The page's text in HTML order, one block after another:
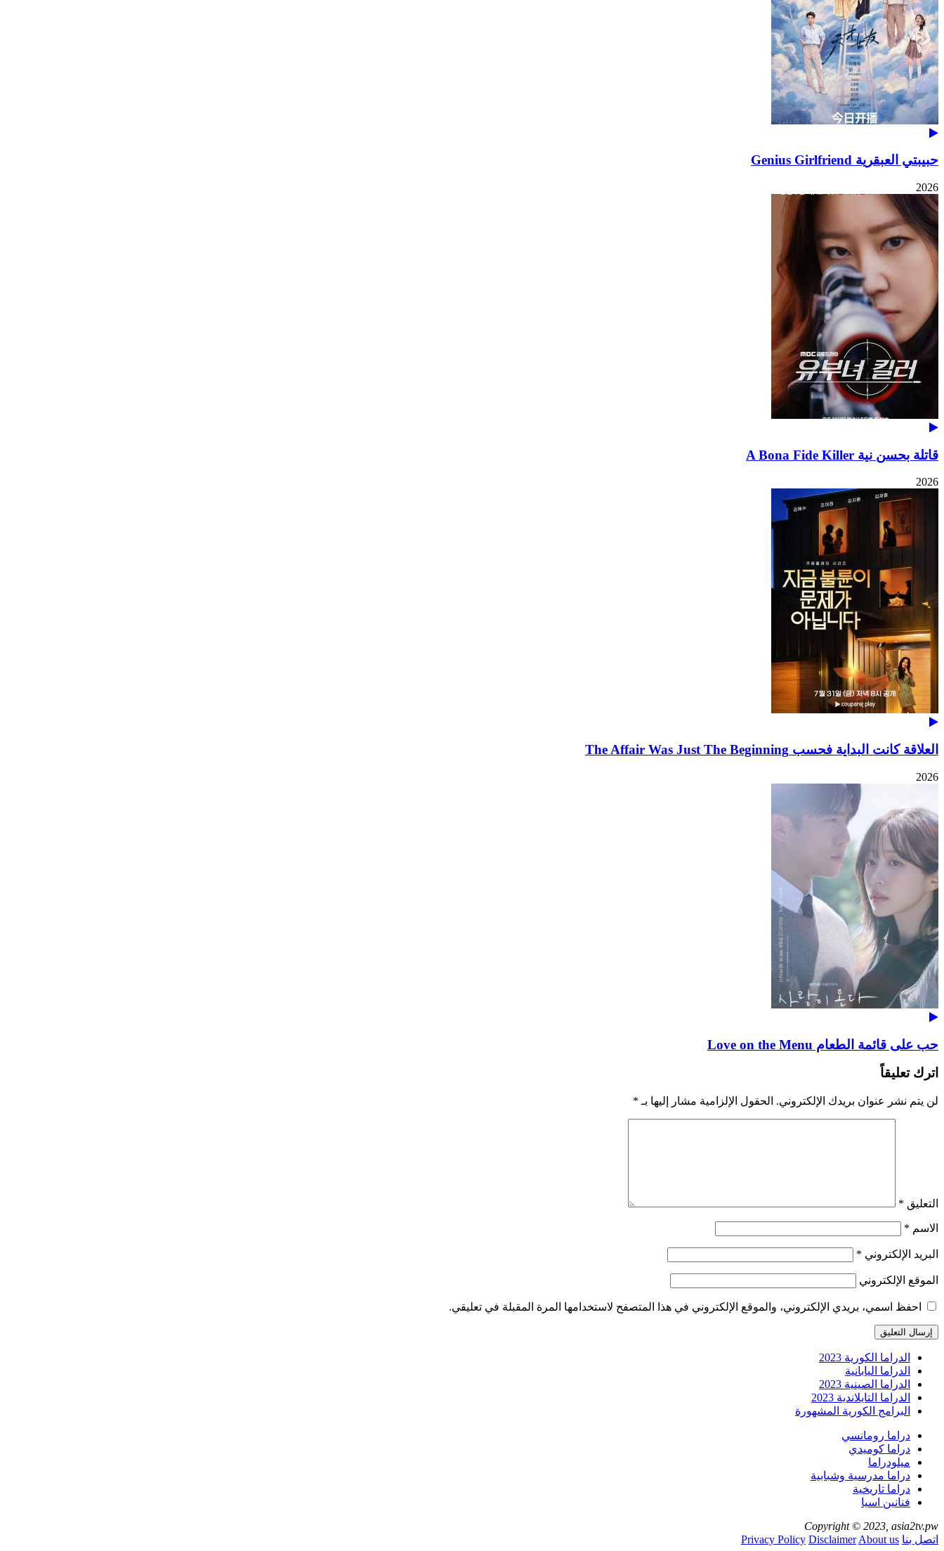
حبيبتي العبقرية Genius Girlfriend
2026
قاتلة بحسن نية A Bona Fide Killer
2026
العلاقة كانت البداية فحسب The Affair Was Just The Beginning
2026
حب على قائمة الطعام Love on the Menu
اترك تعليقاً
لن يتم نشر عنوان بريدك الإلكتروني. الحقول الإلزامية مشار إليها بـ *
التعليق *
الاسم *
البريد الإلكتروني *
الموقع الإلكتروني
احفظ اسمي، بريدي الإلكتروني، والموقع الإلكتروني في هذا المتصفح لاستخدامها المرة المقبلة في تعليقي.
الدراما الكورية 2023
الدراما اليابانية
الدراما الصينية 2023
الدراما التايلاندية 2023
البرامج الكورية المشهورة
دراما رومانسي
دراما كوميدي
ميلودراما
دراما مدرسية وشبابية
دراما تاريخية
فنانين اسيا
Copyright © 2023, asia2tv.pw
اتصل بنا
Privacy Policy Disclaimer About us